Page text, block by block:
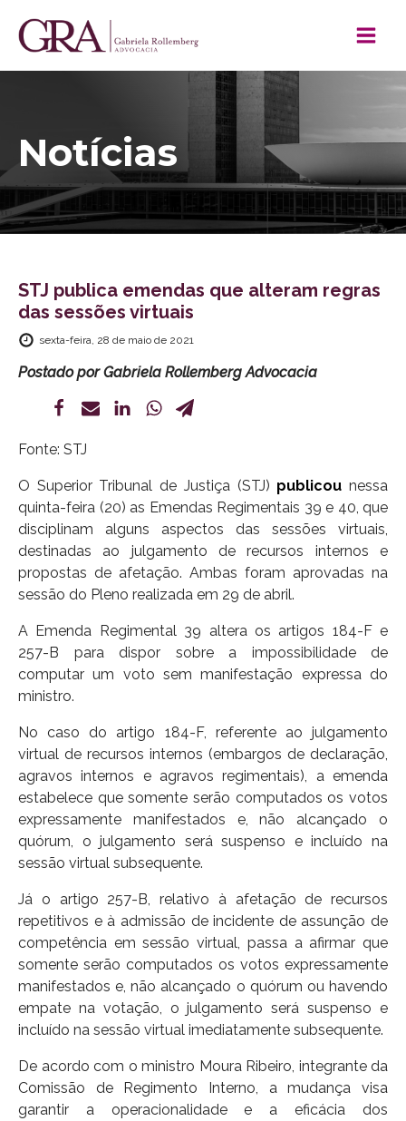
Notícias
STJ publica emendas que alteram regras
das sessões virtuais
sexta-feira, 28 de maio de 2021
Postado porGabriela Rollemberg Advocacia
Fonte: STJ
O Superior Tribunal de Justiça (STJ) publicou nessa
quinta-feira (20) as Emendas Regimentais 39 e 40, que
disciplinam alguns aspectos das sessões virtuais,
destinadas ao julgamento de recursos internos e
propostas de afetação. Ambas foram aprovadas na
sessão do Pleno realizada em 29 de abril.
A Emenda Regimental 39 altera os artigos 184-F e
257-B para dispor sobre a impossibilidade de
computar um voto sem manifestação expressa do
ministro.
No caso do artigo 184-F, referente ao julgamento
virtual de recursos internos (embargos de declaração,
agravos internos e agravos regimentais), a emenda
estabelece que somente serão computados os votos
expressamente manifestados e, não alcançado o
quórum, o julgamento será suspenso e incluído na
sessão virtual subsequente.
Já o artigo 257-B, relativo à afetação de recursos
repetitivos e à admissão de incidente de assunção de
competência em sessão virtual, passa a afirmar que
somente serão computados os votos expressamente
manifestados e, não alcançado o quórum ou havendo
empate na votação, o julgamento será suspenso e
incluído na sessão virtual imediatamente subsequente.
De acordo com o ministro Moura Ribeiro, integrante da
Comissão de Regimento Interno, a mudança visa
garantir a operacionalidade e a eficácia dos